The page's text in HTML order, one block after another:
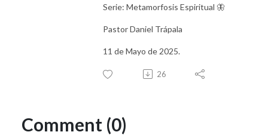
Serie: Metamorfosis Espiritual 🦋
Pastor Daniel Trápala
11 de Mayo de 2025.
26
Comment (0)